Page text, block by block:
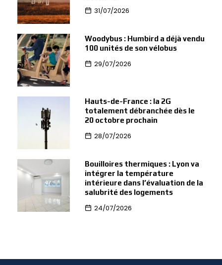
31/07/2026
Woodybus : Humbird a déjà vendu
100 unités de son vélobus
29/07/2026
Hauts-de-France : la 2G
totalement débranchée dès le
20 octobre prochain
28/07/2026
Bouilloires thermiques : Lyon va
intégrer la température
intérieure dans l’évaluation de la
salubrité des logements
24/07/2026